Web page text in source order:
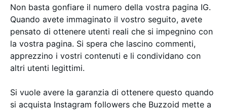
Non basta gonfiare il numero della vostra pagina IG.
Quando avete immaginato il vostro seguito, avete
pensato di ottenere utenti reali che si impegnino con
la vostra pagina. Si spera che lascino commenti,
apprezzino i vostri contenuti e li condividano con
altri utenti legittimi.
Si vuole avere la garanzia di ottenere questo quando
si acquista Instagram followers che Buzzoid mette a